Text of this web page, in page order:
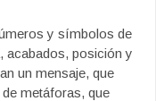
y símbolos de
acabados, posición y
un mensaje, que
metáforas, que